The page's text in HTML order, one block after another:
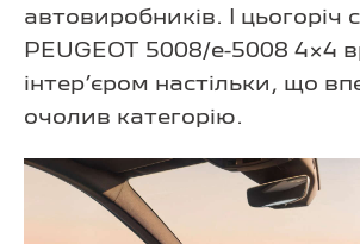
автовиробників. І цьогоріч
PEUGEOT 5008/e-5008 4×4
інтер’єром настільки, що
очолив категорію.